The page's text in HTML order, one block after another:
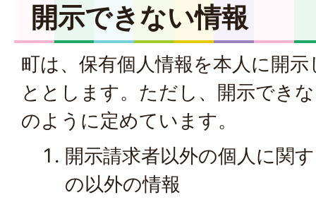
開示できない情報
町は、保有個人情報を本人に開
ととします。ただし、開示でき
のように定めています。
開示請求者以外の個人に関
の以外の情報